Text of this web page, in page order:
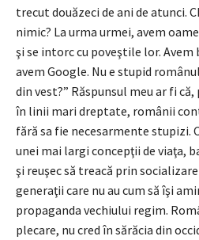
trecut douăzeci de ani de atunci.
nimic? La urma urmei, avem
şi se intorc cu poveştile lor.
avem Google. Nu e stupid
din vest?” Răspunsul meu ar fi
în linii mari dreptate, românii
fără sa fie necesarmente stupizi.
unei mai largi concepţii de viaţa,
şi reuşec să treacă prin
generaţii care nu au cum să îşi
propaganda vechiului regim.
plecare, nu cred în sărăcia din